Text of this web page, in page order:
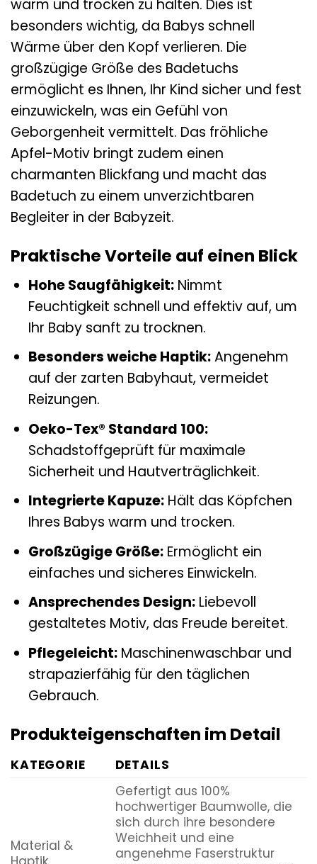
warm und trocken zu halten. Dies ist
besonders wichtig, da Babys schnell
Wärme über den Kopf verlieren. Die
großzügige Größe des Badetuchs
ermöglicht es Ihnen, Ihr Kind sicher und fest
einzuwickeln, was ein Gefühl von
Geborgenheit vermittelt. Das fröhliche
Apfel-Motiv bringt zudem einen
charmanten Blickfang und macht das
Badetuch zu einem unverzichtbaren
Begleiter in der Babyzeit.
Praktische Vorteile auf einen Blick
Hohe Saugfähigkeit:Nimmt
Feuchtigkeit schnell und effektiv auf, um
Ihr Baby sanft zu trocknen.
Besonders weiche Haptik:Angenehm
auf der zarten Babyhaut, vermeidet
Reizungen.
Oeko-Tex® Standard 100:
Schadstoffgeprüft für maximale
Sicherheit und Hautverträglichkeit.
Integrierte Kapuze:Hält das Köpfchen
Ihres Babys warm und trocken.
Großzügige Größe:Ermöglicht ein
einfaches und sicheres Einwickeln.
Ansprechendes Design:Liebevoll
gestaltetes Motiv, das Freude bereitet.
Pflegeleicht:Maschinenwaschbar und
strapazierfähig für den täglichen
Gebrauch.
Produkteigenschaften im Detail
KATEGORIE DETAILS
Material &
Gefertigt aus 100%
hochwertiger Baumwolle, die
sich durch ihre besondere
Weichheit und eine
angenehme Faserstruktur